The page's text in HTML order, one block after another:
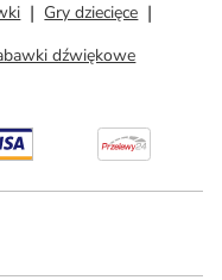
Gry dziecięce
dźwiękowe